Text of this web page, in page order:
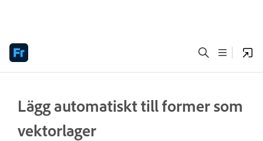
Lägg automatiskt till former som
vektorlager